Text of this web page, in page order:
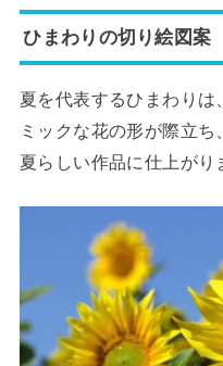
ひまわりの切り絵図案
夏を代表するひまわり
ミックな花の形が際立
夏らしい作品に仕上がり